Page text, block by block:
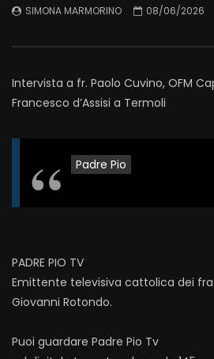
SIMONA MARMORINO 08/06/2026
Intervista a fr. Paolo Cuvino, OFM
Francesco d’Assisi a Termoli
Padre Pio
PADRE PIO TV
Emittente televisiva cattolica dei
Giovanni Rotondo.
Puoi guardare Padre Pio Tv